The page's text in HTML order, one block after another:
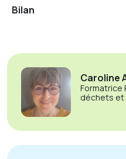
Bilan
Caroline
Formatrice
déchets et